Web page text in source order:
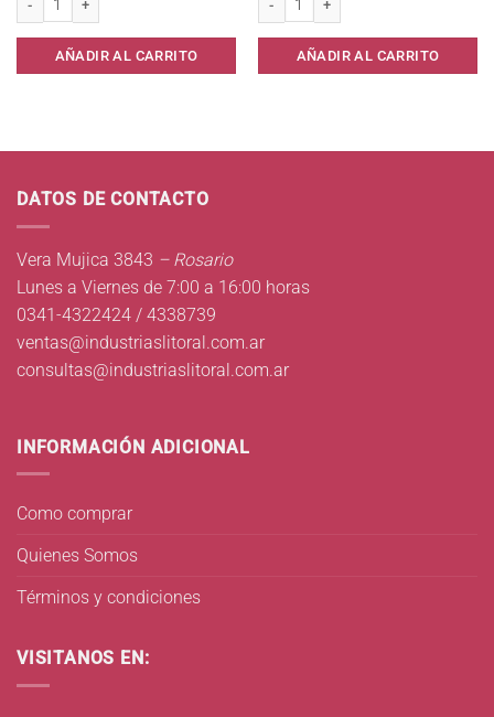
AÑADIR AL CARRITO AÑADIR AL CARRITO
DATOS DE CONTACTO
Vera Mujica 3843 – Rosario
Lunes a Viernes de 7:00 a 16:00 horas
0341-4322424 / 4338739
ventas@industriaslitoral.com.ar
consultas@industriaslitoral.com.ar
INFORMACIÓN ADICIONAL
Como comprar
Quienes Somos
Términos y condiciones
VISITANOS EN: